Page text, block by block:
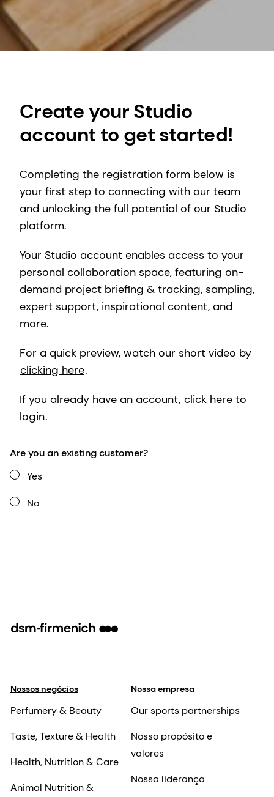
Create your Studio
account to get started!
Completing the registration form below is
your first step to connecting with our team
and unlocking the full potential of our Studio
platform.
Your Studio account enables access to your
personal collaboration space, featuring on-
demand project briefing & tracking, sampling,
expert support, inspirational content, and
more.
For a quick preview, watch our short video by
clicking here.
If you already have an account, click here to
login.
Are you an existing customer?
Yes
No
Nossos negócios
Perfumery & Beauty
Taste, Texture & Health
Health, Nutrition & Care
Animal Nutrition &
Nossa empresa
Our sports partnerships
Nosso propósito e
valores
Nossa liderança